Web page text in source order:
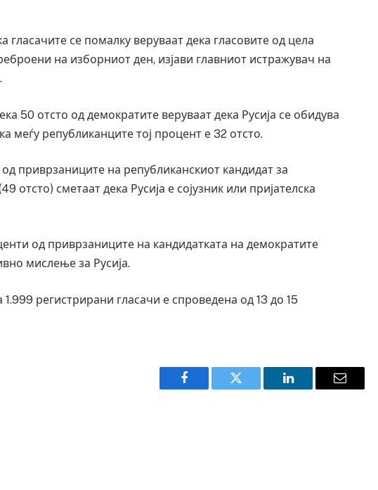
гласачите се помалку веруваат дека гласовите од цела
на изборниот ден, изјави главниот истражувач на
50 отсто од демократите веруваат дека Русија се обидува
меѓу републиканците тој процент е 32 отсто.
приврзаниците на републиканскиот кандидат за
отсто) сметаат дека Русија е сојузник или пријателска
од приврзаниците на кандидатката на демократите
мислење за Русија.
1.999 регистрирани гласачи е спроведена од 13 до 15
Facebook Twitter LinkedIn Email